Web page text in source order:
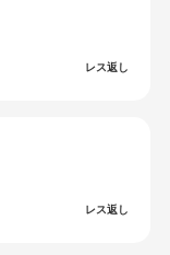
レス返し
レス返し